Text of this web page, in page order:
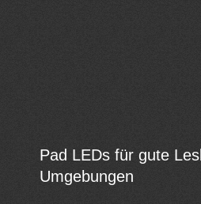
Pad LEDs für gute
Umgebungen